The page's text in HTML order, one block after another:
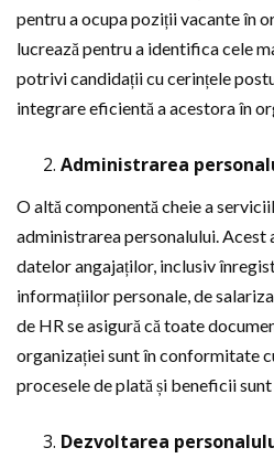
pentru a ocupa poziții vacante în
lucrează pentru a identifica cele
potrivi candidații cu cerințele
integrare eficientă a acestora în
Administrarea
O altă componentă cheie a
administrarea personalului. Acest
datelor angajaților, inclusiv
informațiilor personale, de
de HR se asigură că toate
organizației sunt în conformitate
procesele de plată și beneficii
Dezvoltarea